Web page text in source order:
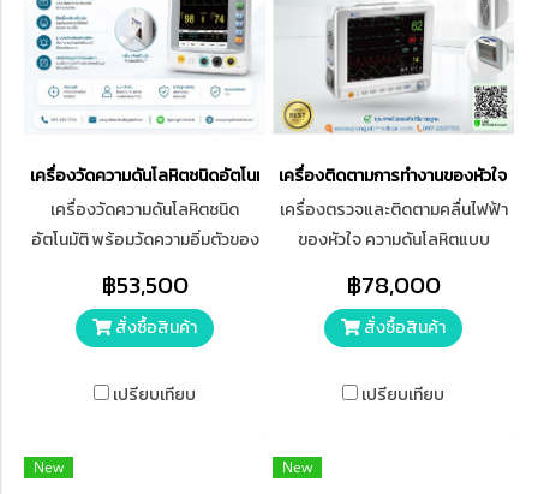
เครื่องวัดความดันโลหิตชนิดอัตโนมัติ พร้อมวัดความอิ่มตัวของออกซิเจนใ
เครื่องวัดความดันโลหิตชนิด
อัตโนมัติ พร้อมวัดความอิ่มตัวของ
ชัดเป็นแบบ Color Anti-Glare
TFT LCD ขนาด 7 นิ้ว Touch
ค่าต่าง ๆ ได้ด้วยปุ่ม Quick Key
ในช่วง 0 – 100% มีความคลาด
฿53,500
สั่งซื้อสินค้า
เปรียบเทียบ
เครื่องติดตามการทำงานของหัวใจ
เครื่องตรวจและติดตามคลื่นไฟฟ้า
ของหัวใจ ความดันโลหิตแบบ
ของออกซิเจนในเลือดชนิดข้าง
เตียง หน้าจอแสดงผลแบบ TFT
฿78,000
สั่งซื้อสินค้า
เปรียบเทียบ
New New